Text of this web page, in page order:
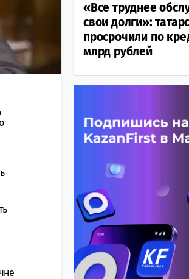
«Все труднее
свои долги»:
просрочили по
млрд рублей